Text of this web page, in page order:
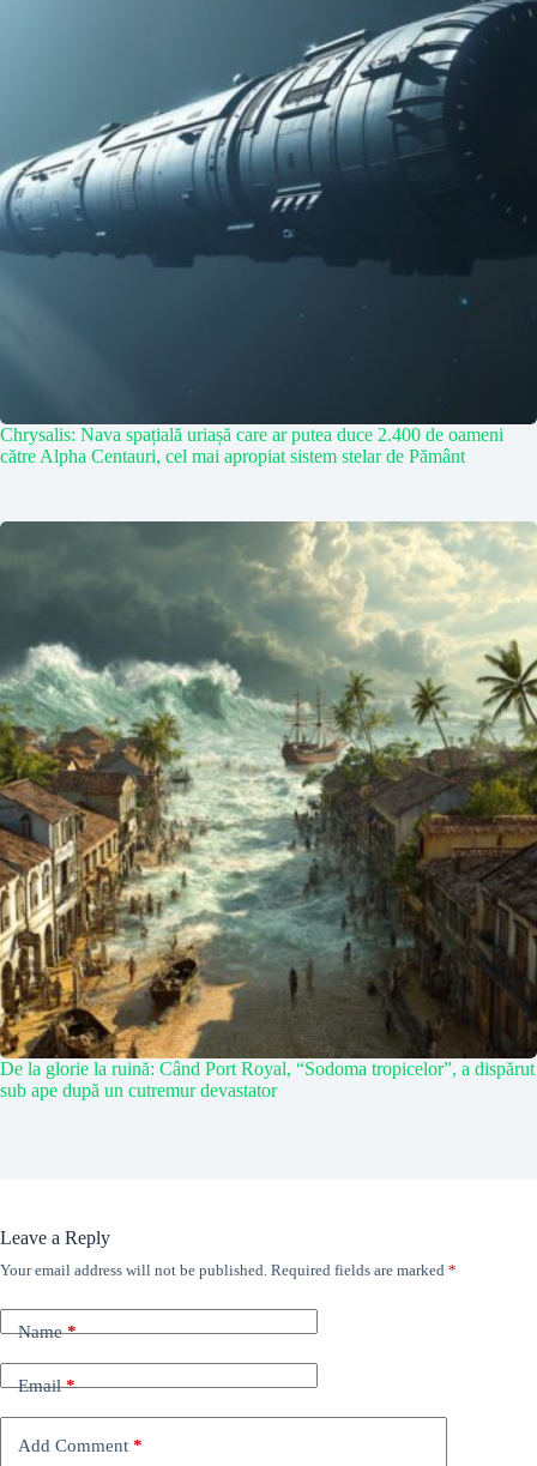
Chrysalis: Nava spațială uriașă care ar putea duce 2.400 de oameni
către Alpha Centauri, cel mai apropiat sistem stelar de Pământ
De la glorie la ruină: Când Port Royal, “Sodoma tropicelor”, a dispărut
sub ape după un cutremur devastator
Leave a Reply
Your email address will not be published. Required fields are marked *
Name*
Email*
Add Comment *